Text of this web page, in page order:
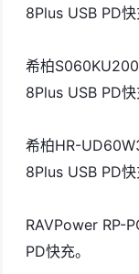
8Plus USB PD快
希柏
8Plus USB PD快
希柏HR-
8Plus USB PD快
RAVPower RP-
PD快充。